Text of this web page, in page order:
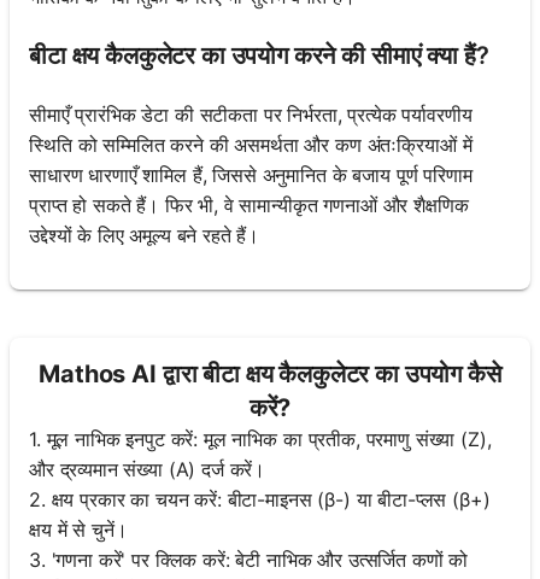
बीटा क्षय कैलकुलेटर का उपयोग करने की सीमाएं क्या हैं?
सीमाएँ प्रारंभिक डेटा की सटीकता पर निर्भरता, प्रत्येक पर्यावरणीय
स्थिति को सम्मिलित करने की असमर्थता और कण अंतःक्रियाओं में
साधारण धारणाएँ शामिल हैं, जिससे अनुमानित के बजाय पूर्ण परिणाम
प्राप्त हो सकते हैं। फिर भी, वे सामान्यीकृत गणनाओं और शैक्षणिक
उद्देश्यों के लिए अमूल्य बने रहते हैं।
Mathos AI द्वारा बीटा क्षय कैलकुलेटर का उपयोग कैसे
करें?
1. मूल नाभिक इनपुट करें: मूल नाभिक का प्रतीक, परमाणु संख्या (Z),
और द्रव्यमान संख्या (A) दर्ज करें।
2. क्षय प्रकार का चयन करें: बीटा-माइनस (β-) या बीटा-प्लस (β+)
क्षय में से चुनें।
3. 'गणना करें' पर क्लिक करें: बेटी नाभिक और उत्सर्जित कणों को